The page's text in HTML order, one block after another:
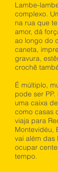
Lambe-
complexo.
na rua que
amor, dá
ao longo do
caneta,
gravura,
crochê
É múltiplo,
pode ser
uma caixa
como casas
viaja para
Montevidéu,
vai além das
ocupar
tempo.